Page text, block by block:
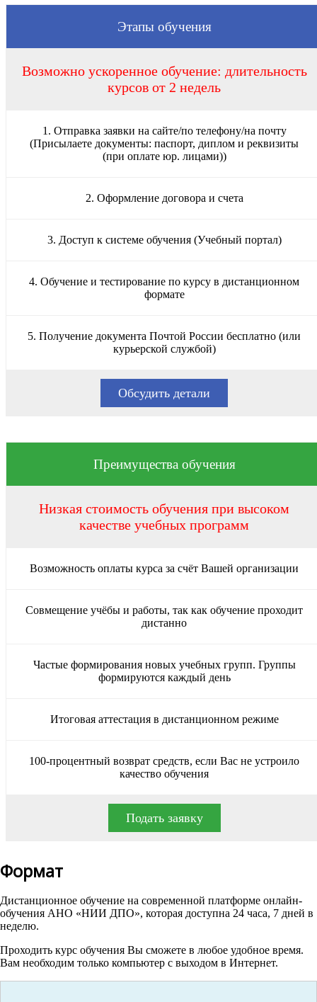
Этапы обучения
Возможно ускоренное обучение: длительность
курсов от 2 недель
1. Отправка заявки на сайте/по телефону/на почту
(Присылаете документы: паспорт, диплом и реквизиты
(при оплате юр. лицами))
2. Оформление договора и счета
3. Доступ к системе обучения (Учебный портал)
4. Обучение и тестирование по курсу в дистанционном
формате
5. Получение документа Почтой России бесплатно (или
курьерской службой)
Обсудить детали
Преимущества обучения
Низкая стоимость обучения при высоком
качестве учебных программ
Возможность оплаты курса за счёт Вашей организации
Совмещение учёбы и работы, так как обучение проходит
дистанно
Частые формирования новых учебных групп. Группы
формируются каждый день
Итоговая аттестация в дистанционном режиме
100-процентный возврат средств, если Вас не устроило
качество обучения
Подать заявку
Формат
Дистанционное обучение на современной платформе онлайн-
обучения АНО «НИИ ДПО», которая доступна 24 часа, 7 дней в
неделю.
Проходить курс обучения Вы сможете в любое удобное время.
Вам необходим только компьютер с выходом в Интернет.